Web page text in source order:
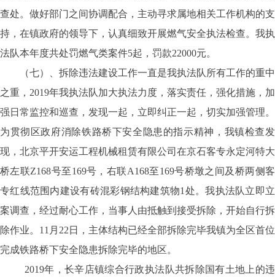
查处。做好部门之间协调配合，主动寻求属地相关工作机构的支
持，在镇政府的领导下，认真细致开展燃气安全执法检查。我执
法队本年度共处罚燃气类案件5起，罚款22000元。
（七）、拆除违法建设工作一直是我执法队所有工作的重中
之重，2019年我执法队加大执法力度，落实责任，强化措施，加
强日常监控和巡查，发现一起，立即纠正一起，切实加强管理。
为贯彻区政府消除铁路桥下安全隐患的指示精神，我镇检查发
现，北京平开安运工程机械租赁有限公司在京石客专永定河特大
桥左联Z168号至169号，右联A168至169号桥墩之间及桥两侧客
专红线范围内建设有砖混彩钢结构建筑物1处。我执法队立即立
案调查，经过耐心工作，当事人由抵触到接受拆除，开始自行拆
除作业。11月22日，主体结构已经全部拆除完毕我镇为全区首位
完成铁路桥下安全隐患拆除完毕的地区。
2019年，长辛店镇综合行政执法队共拆除国有土地上的违